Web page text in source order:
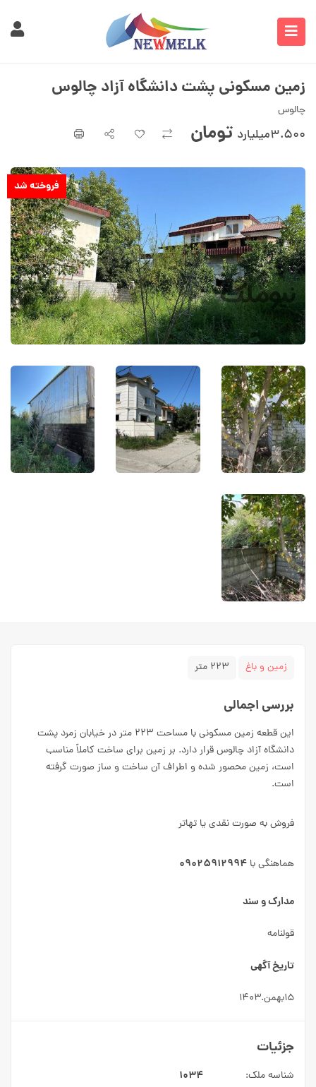
زمین مسکونی پشت دانشگاه آزاد چالوس
چالوس
۳.۵۰۰میلیارد تومان
فروخته شد
زمین و باغ ۲۲۳ متر
بررسی اجمالی
این قطعه زمین مسکونی با مساحت ۲۲۳ متر در خیابان زمرد پشت
دانشگاه آزاد چالوس قرار دارد. بر زمین برای ساخت کاملاً مناسب
است، زمین محصور شده و اطراف آن ساخت و ساز صورت گرفته
است.
فروش به صورت نقدی یا تهاتر
هماهنگی با ۰۹۰۲۵۹۱۲۹۹۴
مدارک و سند
قولنامه
تاریخ آگهی
۱۵بهمن.۱۴۰۳
جزئیات
شناسه ملک: ۱۰۳۴